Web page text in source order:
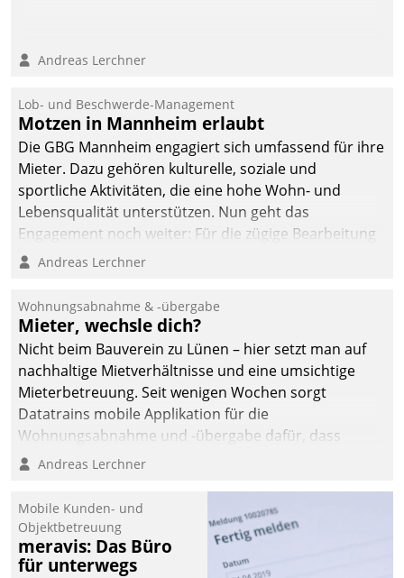
Andreas Lerchner
Lob- und Beschwerde-Management
Motzen in Mannheim erlaubt
Die GBG Mannheim engagiert sich umfassend für ihre
Mieter. Dazu gehören kulturelle, soziale und
sportliche Aktivitäten, die eine hohe Wohn- und
Lebensqualität unterstützen. Nun geht das
Engagement noch weiter: Für die zügige Bearbeitung
von Beschwerden – oder Lob – richtet das
und Beschwerde-Management einen eigenen Kanal
ein.
Andreas Lerchner
Wohnungsabnahme & -übergabe
Mieter, wechsle dich?
Nicht beim Bauverein zu Lünen – hier setzt man auf
nachhaltige Mietverhältnisse und eine umsichtige
Mieterbetreuung. Seit wenigen Wochen sorgt
Datatrains mobile Applikation für die
Wohnungsabnahme und -übergabe dafür, dass
Mieter wohlgeordnet kommen und, so es sein muss,
Andreas Lerchner
Mobile Kunden- und
Objektbetreuung
meravis: Das Büro
für unterwegs